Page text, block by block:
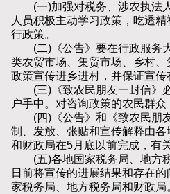
(一)加强对税务、涉农执法
人员积极主动学习政策，吃透
行政策。
(二)《公告》要在行政服务
类农贸市场、集贸市场、乡村
政策宣传进乡进村，并保证宣传
(三)《致农民朋友一封信》
户手中。对咨询政策的农民群众
(四)《公告》和《致农民朋
制、发放、张贴和宣传解释由
和财政局在5月底以前完成，有
(五)各地国家税务局、地方
日前将宣传的进展结果和存在
家税务局、地方税务局和财政局